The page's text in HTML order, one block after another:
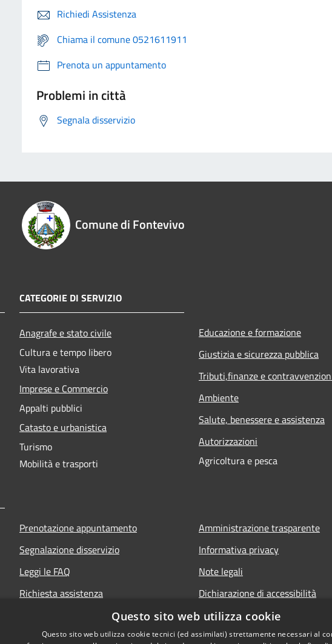
Richiedi Assistenza
Chiama il comune 0521611911
Prenota un appuntamento
Problemi in città
Segnala disservizio
Comune di Fontevivo
CATEGORIE DI SERVIZIO
Anagrafe e stato civile
Cultura e tempo libero
Vita lavorativa
Imprese e Commercio
Appalti pubblici
Catasto e urbanistica
Turismo
Mobilità e trasporti
Educazione e formazione
Giustizia e sicurezza pubblica
Tributi,finanze e
Ambiente
Salute, benessere e assistenza
Autorizzazioni
Agricoltura e pesca
Prenotazione appuntamento
Segnalazione disservizio
Leggi le FAQ
Richiesta assistenza
Amministrazione trasparente
Informativa privacy
Note legali
Dichiarazione di accessibilità
Questo sito web utilizza cookie
Questo sito web utilizza cookie tecnici (ed assimilati) strettamente necessari al